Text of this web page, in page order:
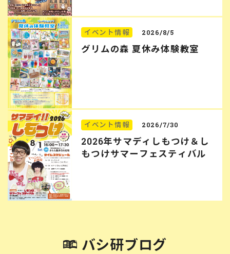
イベント情報 2026/8/5
グリムの森 夏休み体験教室
イベント情報 2026/7/30
2026年サマディしもつけ＆し
もつけサマーフェスティバル
バシ研ブログ